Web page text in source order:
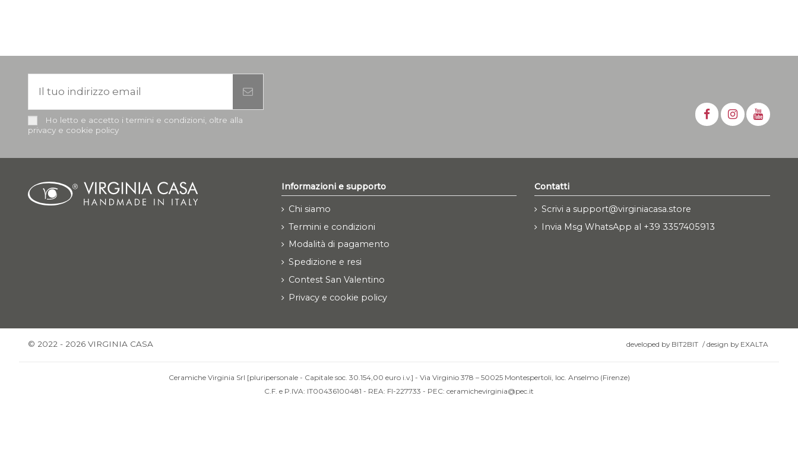
Ho letto e accetto i termini e condizioni, oltre alla
privacy e cookie policy
Informazioni e supporto
Chi siamo
Termini e condizioni
Modalità di pagamento
Spedizione e resi
Contest San Valentino
Privacy e cookie policy
Contatti
Scrivi a support@virginiacasa.store
Invia Msg WhatsApp al +39 3357405913
© 2022 - 2026 VIRGINIA CASA developed by BIT2BIT /design by EXALTA
Ceramiche Virginia Srl [pluripersonale - Capitale soc. 30.154,00 euro i.v.] - Via Virginio 378 – 50025 Montespertoli, loc. Anselmo (Firenze)
C.F. e P.IVA: IT00436100481 - REA: FI-227733 - PEC: ceramichevirginia@pec.it